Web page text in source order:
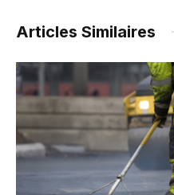
Articles Similaires